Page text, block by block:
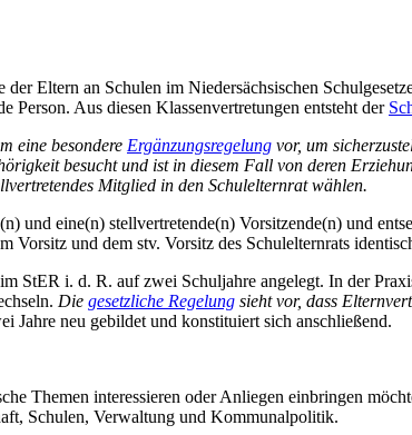
Eltern an Schulen im Niedersächsischen
Person. Aus diesen Klassenvertretungen entsteht der
eine besondere Ergänzungsregelung vor, um
besucht und ist in diesem Fall von deren
Mitglied in den Schulelternrat wählen.
und eine(n) stellvertretende(n) Vorsitzende(n) und
Vorsitz und dem stv. Vorsitz des Schulelternrats
StER i. d. R. auf zwei Schuljahre angelegt. In der
Die gesetzliche Regelung sieht vor, dass
Jahre neu gebildet und konstituiert sich anschließend.
Themen interessieren oder Anliegen einbringen
Schulen, Verwaltung und Kommunalpolitik.